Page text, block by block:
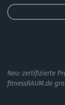
Neu: zertifizierte
fitnessRAUM.de